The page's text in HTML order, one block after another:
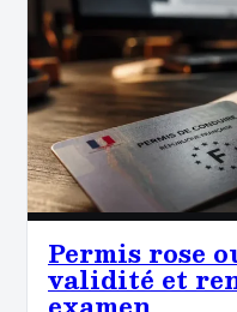
Permis rose
validité et